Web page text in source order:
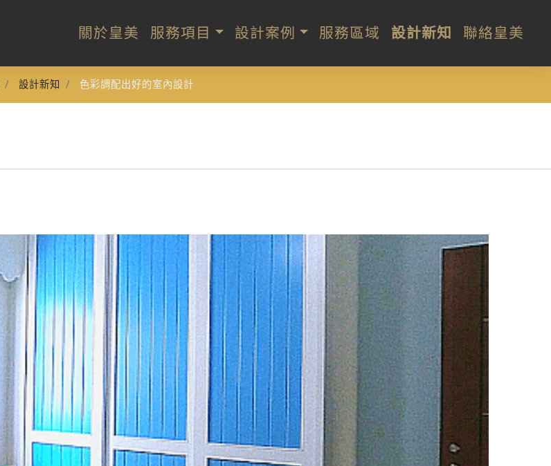
關於皇美 服務項目 設計案例 服務區域 設計新知 聯絡皇美
設計新知 色彩調配出好的室內設計